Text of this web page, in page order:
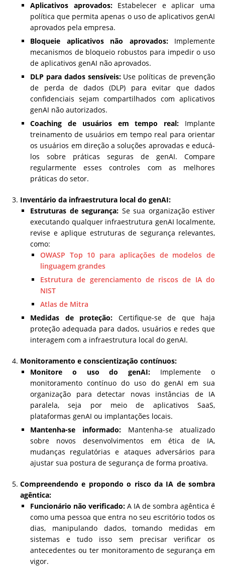
Aplicativos aprovados:Estabelecer e aplicar uma
política que permita apenas o uso de aplicativos genAI
aprovados pela empresa.
Bloqueie aplicativos não aprovados:Implemente
mecanismos de bloqueio robustos para impedir o uso
de aplicativos genAI não aprovados.
DLP para dados sensíveis:Use políticas de prevenção
de perda de dados (DLP) para evitar que dados
confidenciais sejam compartilhados com aplicativos
genAI não autorizados.
Coaching de usuários em tempo real: Implante
treinamento de usuários em tempo real para orientar
os usuários em direção a soluções aprovadas e educá-
los sobre práticas seguras de genAI. Compare
regularmente esses controles com as melhores
práticas do setor.
Inventário da infraestrutura local do genAI:
Estruturas de segurança: Se sua organização estiver
executando qualquer infraestrutura genAI localmente,
revise e aplique estruturas de segurança relevantes,
como:
OWASP Top 10 para aplicações de modelos de
linguagem grandes
Estrutura de gerenciamento de riscos de IA do
NIST
Atlas de Mitra
Medidas de proteção: Certifique-se de que haja
proteção adequada para dados, usuários e redes que
interagem com a infraestrutura local do genAI.
Monitoramento e conscientização contínuos:
Monitore o uso do genAI: Implemente o
monitoramento contínuo do uso do genAI em sua
organização para detectar novas instâncias de IA
paralela, seja por meio de aplicativos SaaS,
plataformas genAI ou implantações locais.
Mantenha-se informado: Mantenha-se atualizado
sobre novos desenvolvimentos em ética de IA,
mudanças regulatórias e ataques adversários para
ajustar sua postura de segurança de forma proativa.
Compreendendo e propondo o risco da IA de sombra
agêntica:
Funcionário não verificado: A IA de sombra agêntica é
como uma pessoa que entra no seu escritório todos os
dias, manipulando dados, tomando medidas em
sistemas e tudo isso sem precisar verificar os
antecedentes ou ter monitoramento de segurança em
vigor.